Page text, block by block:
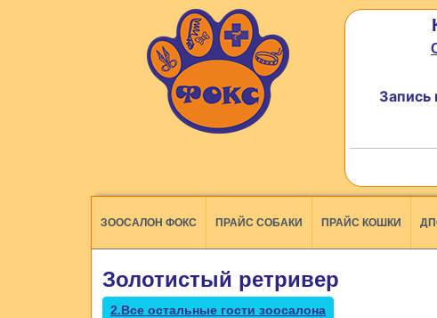
Запись
ЗООСАЛОН ФОКС ПРАЙС СОБАКИ ПРАЙС КОШКИ
Золотистый ретривер
2.Все остальные гости зоосалона